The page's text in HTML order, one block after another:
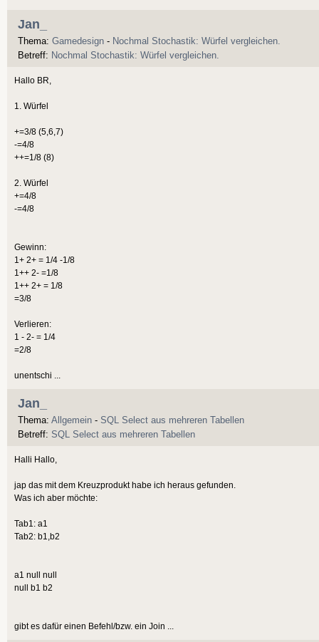
Jan_
Thema: Gamedesign - Nochmal Stochastik: Würfel vergleichen.
Betreff: Nochmal Stochastik: Würfel vergleichen.
Hallo BR,
1. Würfel
+=3/8 (5,6,7)
-=4/8
++=1/8 (8)
2. Würfel
+=4/8
-=4/8
Gewinn:
1+ 2+ = 1/4 -1/8
1++ 2- =1/8
1++ 2+ = 1/8
=3/8
Verlieren:
1 - 2- = 1/4
=2/8
unentschi ...
Jan_
Thema: Allgemein - SQL Select aus mehreren Tabellen
Betreff: SQL Select aus mehreren Tabellen
Halli Hallo,
jap das mit dem Kreuzprodukt habe ich heraus gefunden.
Was ich aber möchte:
Tab1: a1
Tab2: b1,b2
a1 null null
null b1 b2
gibt es dafür einen Befehl/bzw. ein Join ...